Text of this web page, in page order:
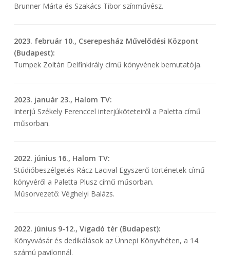
Brunner Márta és Szakács Tibor színművész.
2023. február 10., Cserepesház Művelődési Központ
(Budapest):
Tumpek Zoltán Delfinkirály című könyvének bemutatója.
2023. január 23., Halom TV:
Interjú Székely Ferenccel interjúköteteiről a Paletta című
műsorban.
2022. június 16., Halom TV:
Stúdióbeszélgetés Rácz Lacival Egyszerű történetek című
könyvéről a Paletta Plusz című műsorban.
Műsorvezető: Véghelyi Balázs.
2022. június 9-12., Vigadó tér (Budapest):
Könyvvásár és dedikálások az Ünnepi Könyvhéten, a 14.
számú pavilonnál.